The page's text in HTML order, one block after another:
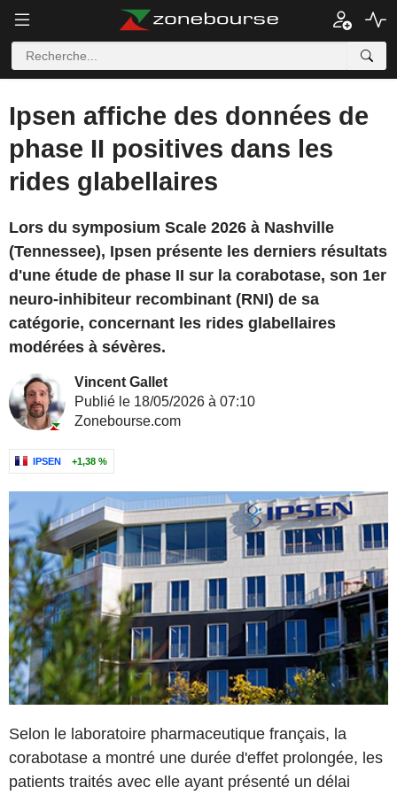
Ipsen affiche des données de
phase II positives dans les
rides glabellaires
Lors du symposium Scale 2026 à Nashville
(Tennessee), Ipsen présente les derniers résultats
d'une étude de phase II sur la corabotase, son 1er
neuro-inhibiteur recombinant (RNI) de sa
catégorie, concernant les rides glabellaires
modérées à sévères.
Vincent Gallet
Publié le 18/05/2026 à 07:10
Zonebourse.com
IPSEN +1,38 %
Selon le laboratoire pharmaceutique français, la
corabotase a montré une durée d'effet prolongée, les
patients traités avec elle ayant présenté un délai